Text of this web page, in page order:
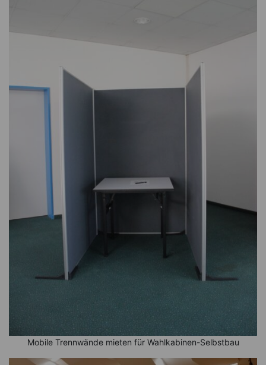
Mobile Trennwände mieten für Wahlkabinen-Selbstbau